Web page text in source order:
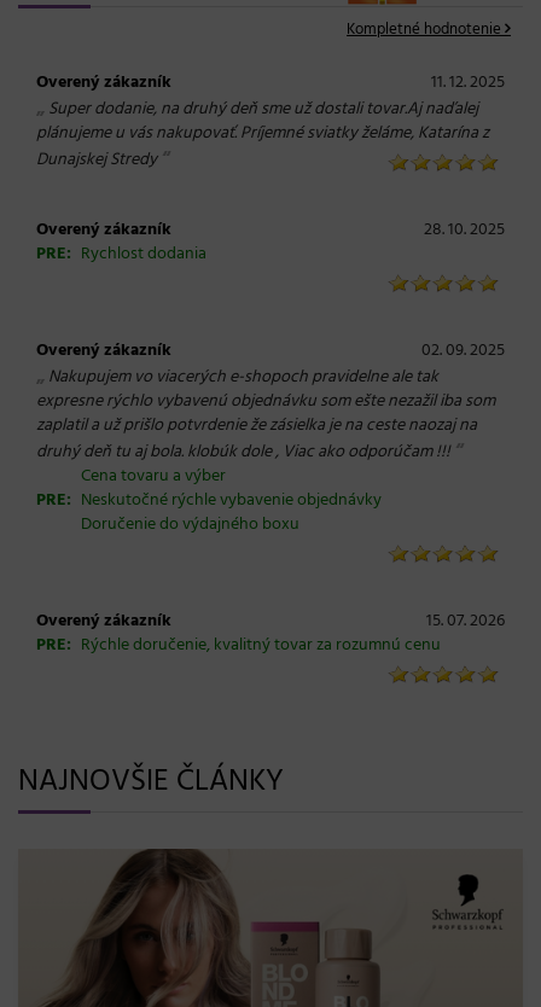
Kompletné hodnotenie
Overený zákazník 11. 12. 2025
„ Super dodanie, na druhý deň sme už dostali tovar.Aj naďalej
plánujeme u vás nakupovať. Príjemné sviatky želáme, Katarína z
Dunajskej Stredy“
Overený zákazník
28. 10. 2025
PRE: Rychlost dodania
Overený zákazník 02. 09. 2025
„ Nakupujem vo viacerých e-shopoch pravidelne ale tak
expresne rýchlo vybavenú objednávku som ešte nezažil iba som
zaplatil a už prišlo potvrdenie že zásielka je na ceste naozaj na
druhý deň tu aj bola. klobúk dole , Viac ako odporúčam !!!“
PRE:
Cena tovaru a výber
Neskutočné rýchle vybavenie objednávky
Doručenie do výdajného boxu
Overený zákazník
15. 07. 2026
PRE: Rýchle doručenie, kvalitný tovar za rozumnú cenu
NAJNOVŠIE ČLÁNKY